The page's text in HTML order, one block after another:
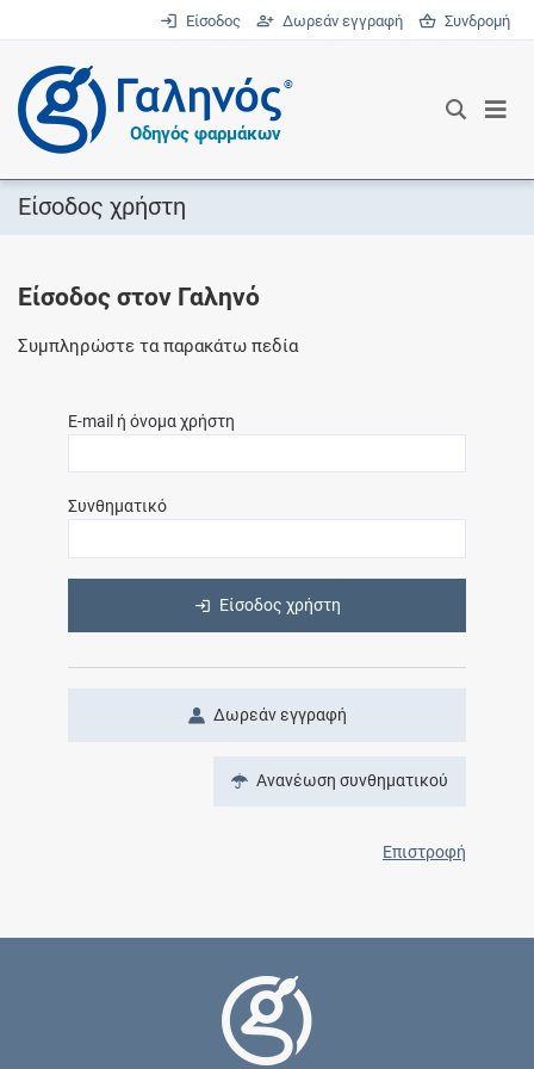
Είσοδος Δωρεάν εγγραφή Συνδρομή
®
Οδηγός φαρμάκων
Είσοδος χρήστη
Είσοδος στον Γαληνό
Συμπληρώστε τα παρακάτω πεδία
E-mail ή όνομα χρήστη
Συνθηματικό
Είσοδος χρήστη
Δωρεάν εγγραφή
Ανανέωση συνθηματικού
Επιστροφή